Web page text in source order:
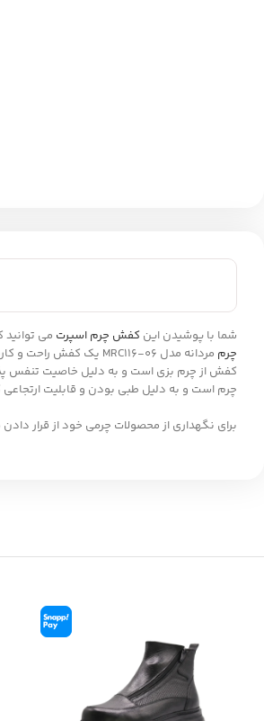
شما با پوشیدن این کفش چرم اسپرت می
چرم مردانه مدل MRC116-06 یک کفش راحت و کاربردی است و مناسب افرادی است که به دنبال کفشی تابستانی هستند که در عین راحتی، خنک و خوش پا باشد.
کفش از چرم بزی است و به دلیل خاصیت تنفس
چرم است و به دلیل طبی بودن و قابلیت ارتجاعی
برای نگهداری از محصولات چرمی خود از قرار